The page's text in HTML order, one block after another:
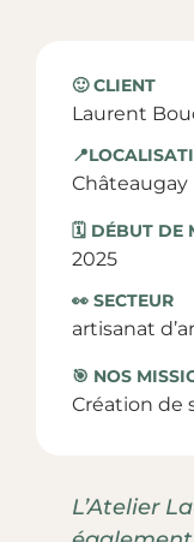
🙂 CLIENT
Laurent
Châteaugay
🗓️ DÉBUT DE
2025
👀 SECTEUR
artisanat
🎯 NOS
Création de
L’Atelier